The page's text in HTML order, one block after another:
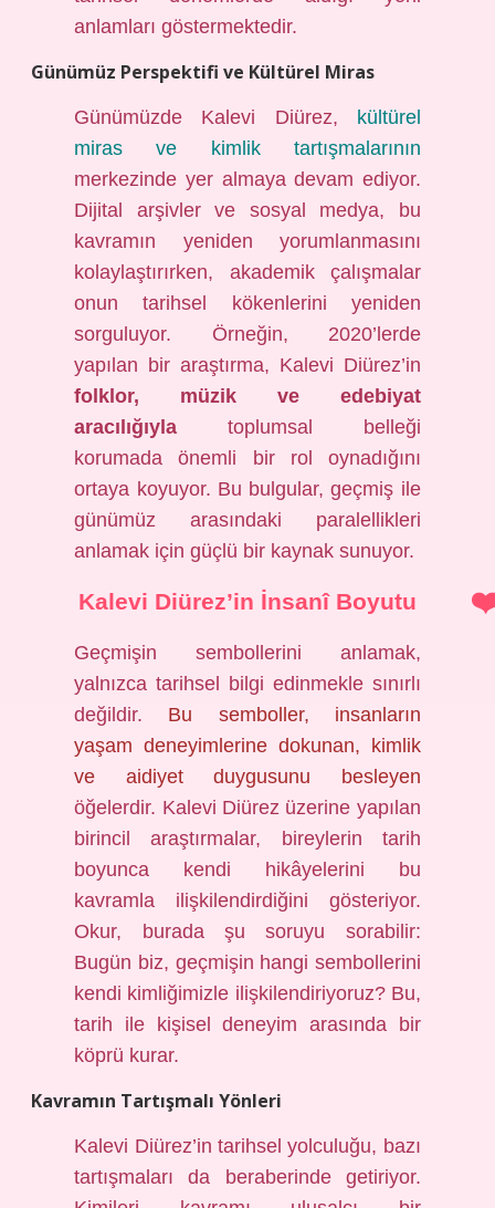
anlamları göstermektedir.
Günümüz Perspektifi ve Kültürel Miras
Günümüzde Kalevi Diürez,
kültürel
miras ve kimlik tartışmalarının
merkezinde yer almaya devam ediyor.
Dijital arşivler ve sosyal medya, bu
kavramın yeniden yorumlanmasını
kolaylaştırırken, akademik çalışmalar
onun tarihsel kökenlerini yeniden
sorguluyor. Örneğin, 2020’lerde
yapılan bir araştırma, Kalevi Diürez’in
folklor, müzik ve edebiyat
aracılığıyla toplumsal belleği
korumada önemli bir rol oynadığını
ortaya koyuyor. Bu bulgular, geçmiş ile
günümüz arasındaki paralellikleri
anlamak için güçlü bir kaynak sunuyor.
Kalevi Diürez’in İnsanî Boyutu
Geçmişin sembollerini anlamak,
yalnızca tarihsel bilgi edinmekle sınırlı
değildir. Bu semboller, insanların
yaşam deneyimlerine dokunan, kimlik
ve aidiyet duygusunu besleyen
öğelerdir. Kalevi Diürez üzerine yapılan
birincil araştırmalar, bireylerin tarih
boyunca kendi hikâyelerini bu
kavramla ilişkilendirdiğini gösteriyor.
Okur, burada şu soruyu sorabilir:
Bugün biz, geçmişin hangi sembollerini
kendi kimliğimizle ilişkilendiriyoruz? Bu,
tarih ile kişisel deneyim arasında bir
köprü kurar.
Kavramın Tartışmalı Yönleri
Kalevi Diürez’in tarihsel yolculuğu, bazı
tartışmaları da beraberinde getiriyor.